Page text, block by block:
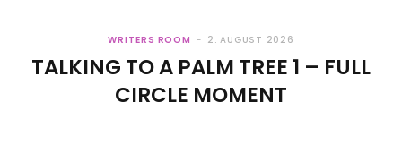
WRITERS ROOM 2. AUGUST 2026
TALKING TO A PALM TREE 1 – FULL
CIRCLE MOMENT